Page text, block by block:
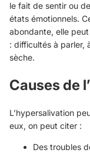
le fait de sentir ou
états émotionnels.
abondante, elle
: difficultés à parler,
sèche.
Causes de
L’hypersalivation
eux, on peut citer :
Des troubles